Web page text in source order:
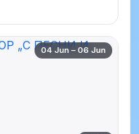
04 Jun – 06 Jun